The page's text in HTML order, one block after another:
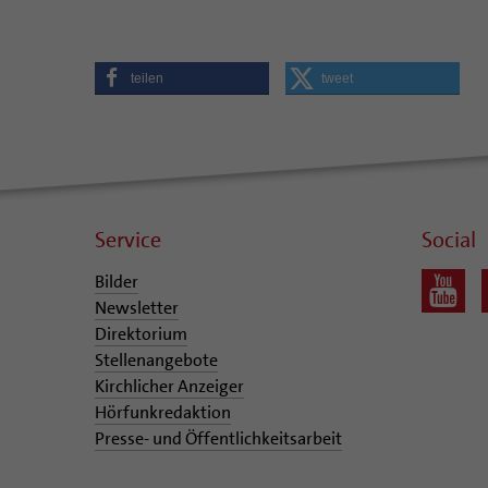
teilen tweet
Service
Bilder
Newsletter
Direktorium
Stellenangebote
Kirchlicher Anzeiger
Hörfunkredaktion
Presse- und Öffentlichkeitsarbeit
Social